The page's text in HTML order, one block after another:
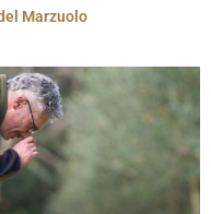
Marzuolo